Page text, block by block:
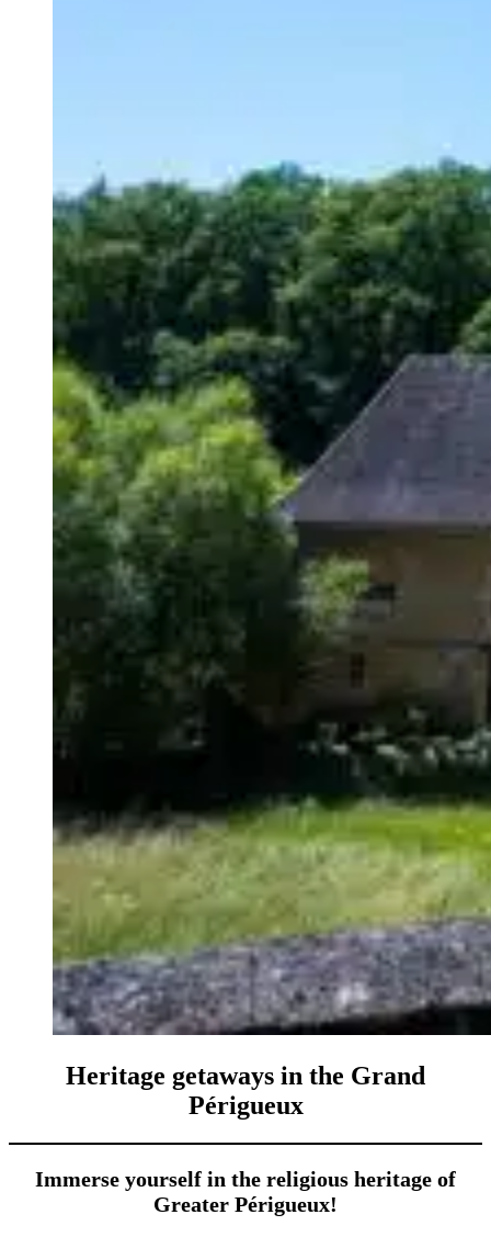
Heritage getaways in the Grand
Périgueux
Immerse yourself in the religious heritage of
Greater Périgueux!